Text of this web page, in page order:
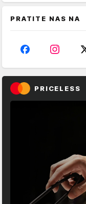
PRATITE NAS NA
PRICELESS